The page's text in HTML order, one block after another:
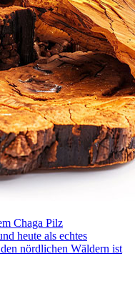
Chaga Pilz
heute als echtes
nördlichen Wäldern ist